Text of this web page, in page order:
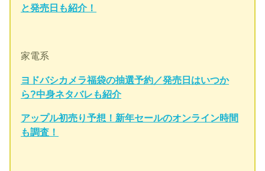
と発売日も紹介！
家電系
ヨドバシカメラ福袋の抽選予約／発売日はいつか
ら?中身ネタバレも紹介
アップル初売り予想！新年セールのオンライン時間
も調査！